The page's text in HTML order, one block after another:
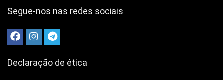
Segue-nos nas redes sociais
Declaração de ética